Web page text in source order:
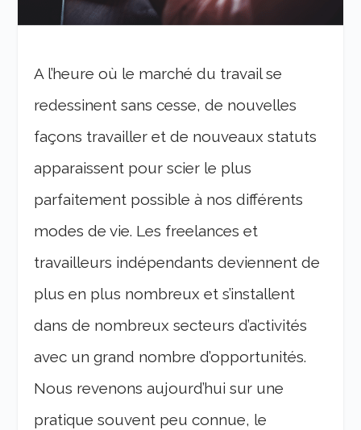
A l’heure où le marché du travail se
redessinent sans cesse, de nouvelles
façons travailler et de nouveaux statuts
apparaissent pour scier le plus
parfaitement possible à nos différents
modes de vie. Les freelances et
travailleurs indépendants deviennent de
plus en plus nombreux et s’installent
dans de nombreux secteurs d’activités
avec un grand nombre d’opportunités.
Nous revenons aujourd’hui sur une
pratique souvent peu connue, le